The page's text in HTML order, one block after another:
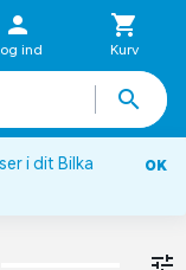
i dit Bilka
OK
ind Kurv